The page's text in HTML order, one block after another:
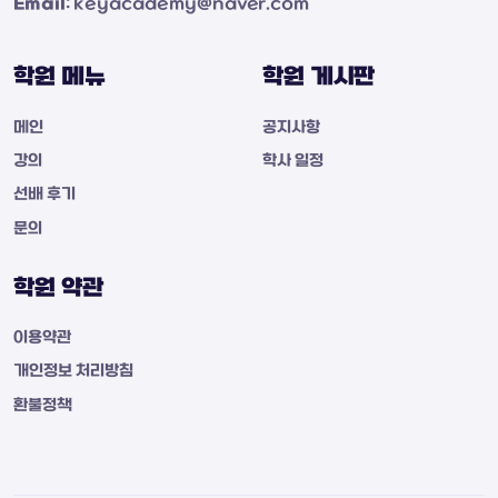
Email: keyacademy@naver.com
학원 메뉴
메인
강의
선배 후기
문의
학원 게시판
공지사항
학사 일정
학원 약관
이용약관
개인정보 처리방침
환불정책